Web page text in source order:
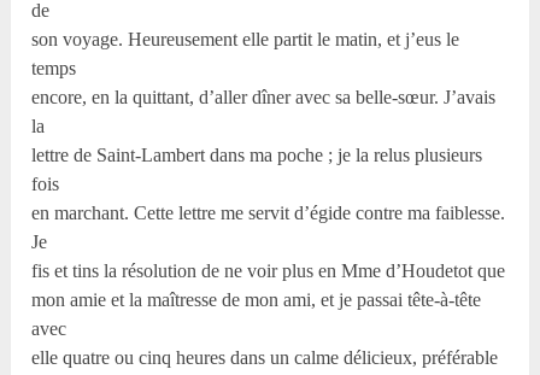
de
son voyage. Heureusement elle partit le matin, et j’eus le
temps
encore, en la quittant, d’aller dîner avec sa belle-sœur. J’avais
la
lettre de Saint-Lambert dans ma poche ; je la relus plusieurs
fois
en marchant. Cette lettre me servit d’égide contre ma faiblesse.
Je
fis et tins la résolution de ne voir plus en Mme d’Houdetot que
mon amie et la maîtresse de mon ami, et je passai tête-à-tête
avec
elle quatre ou cinq heures dans un calme délicieux, préférable